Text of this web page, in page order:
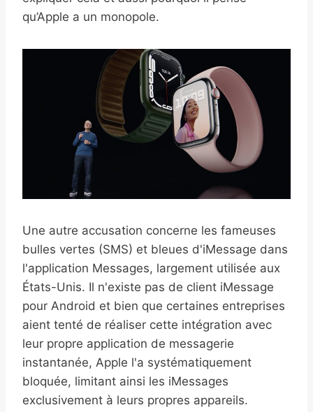
qu’Apple a un monopole.
Une autre accusation concerne les fameuses
bulles vertes (SMS) et bleues d'iMessage dans
l'application Messages, largement utilisée aux
États-Unis. Il n'existe pas de client iMessage
pour Android et bien que certaines entreprises
aient tenté de réaliser cette intégration avec
leur propre application de messagerie
instantanée, Apple l'a systématiquement
bloquée, limitant ainsi les iMessages
exclusivement à leurs propres appareils.